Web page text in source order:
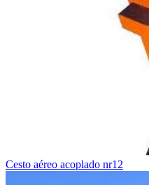
Cesto aéreo acoplado nr12